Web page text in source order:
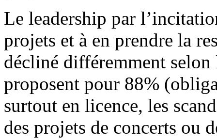
Le leadership par
projets et à en prendre la
décliné différemment
proposent pour 88%
surtout en licence, les
des projets de concerts ou